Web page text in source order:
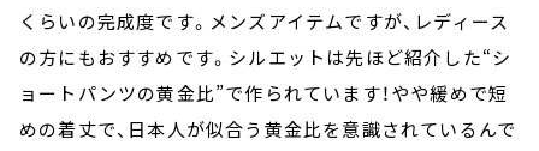
くらいの完成度です。メンズアイテムですが、レディース
の方にもおすすめです。シルエットは先ほど紹介した“シ
ョートパンツの黄金比”で作られています！やや緩めで短
めの着丈で、日本人が似合う黄金比を意識されているんで